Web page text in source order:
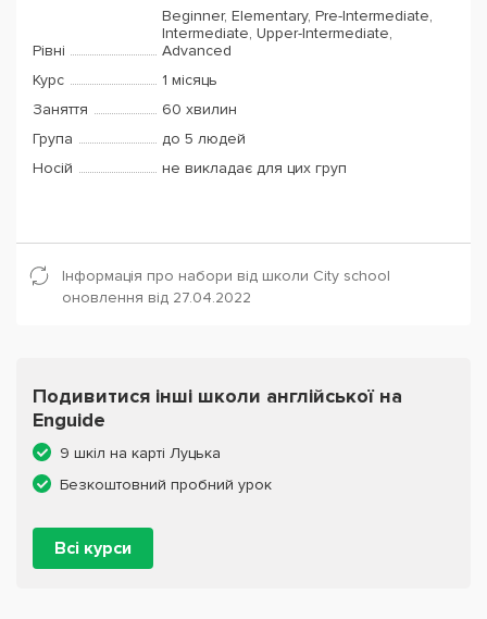
Рівні
Beginner, Elementary, Pre-Intermediate,
Intermediate, Upper-Intermediate,
Advanced
Курс
1 місяць
Заняття
60 хвилин
Група
до 5 людей
Носій
не викладає для цих груп
Інформація про набори від школи City school
оновлення від 27.04.2022
Подивитися інші школи англійської на
Enguide
9 шкіл на карті Луцька
Безкоштовний пробний урок
Всі курси